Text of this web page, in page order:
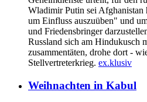
Wladimir Putin sei Afghanistan
um Einfluss auszuüben" und
und Friedensbringer
Russland sich am Hindukusch
zusammentäten, drohe dort -
Stellvertreterkrieg. ex.klusiv
Weihnachten in Kabul